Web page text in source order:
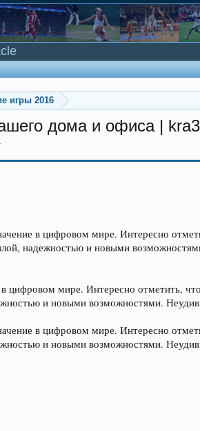
игры 2016
дома и офиса |
в цифровом мире. Интересно
надежностью и новыми
цифровом мире. Интересно отметить,
и новыми возможностями.
в цифровом мире. Интересно
и новыми возможностями.